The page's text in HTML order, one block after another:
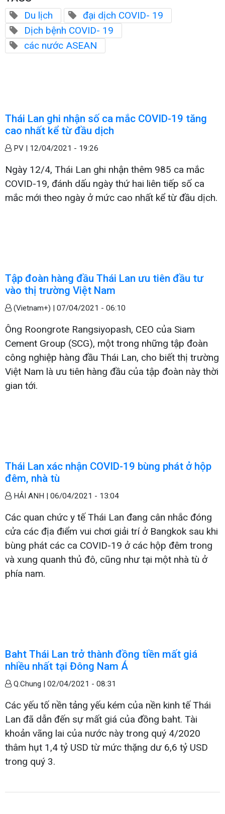
Du lịch
đại dịch COVID- 19
Dịch bệnh COVID- 19
các nước ASEAN
Thái Lan ghi nhận số ca mắc COVID-19 tăng
cao nhất kể từ đầu dịch
PV | 12/04/2021 - 19:26
Ngày 12/4, Thái Lan ghi nhận thêm 985 ca mắc
COVID-19, đánh dấu ngày thứ hai liên tiếp số ca
mắc mới theo ngày ở mức cao nhất kể từ đầu dịch.
Tập đoàn hàng đầu Thái Lan ưu tiên đầu tư
vào thị trường Việt Nam
(Vietnam+) | 07/04/2021 - 06:10
Ông Roongrote Rangsiyopash, CEO của Siam
Cement Group (SCG), một trong những tập đoàn
công nghiệp hàng đầu Thái Lan, cho biết thị trường
Việt Nam là ưu tiên hàng đầu của tập đoàn này thời
gian tới.
Thái Lan xác nhận COVID-19 bùng phát ở hộp
đêm, nhà tù
HẢI ANH | 06/04/2021 - 13:04
Các quan chức y tế Thái Lan đang cân nhắc đóng
cửa các địa điểm vui chơi giải trí ở Bangkok sau khi
bùng phát các ca COVID-19 ở các hộp đêm trong
và xung quanh thủ đô, cũng như tại một nhà tù ở
phía nam.
Baht Thái Lan trở thành đồng tiền mất giá
nhiều nhất tại Đông Nam Á
Q.Chung | 02/04/2021 - 08:31
Các yếu tố nền tảng yếu kém của nền kinh tế Thái
Lan đã dẫn đến sự mất giá của đồng baht. Tài
khoản vãng lai của nước này trong quý 4/2020
thâm hụt 1,4 tỷ USD từ mức thặng dư 6,6 tỷ USD
trong quý 3.